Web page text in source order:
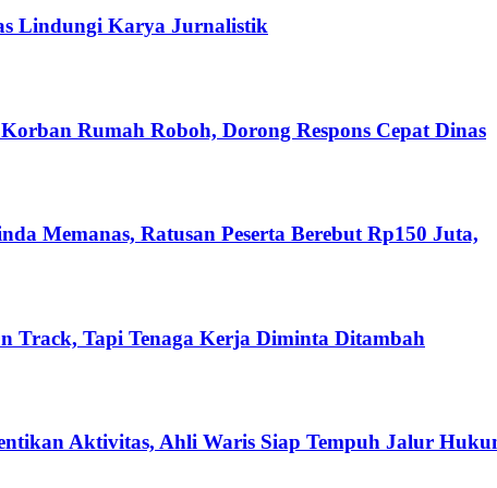
Lindungi Karya Jurnalistik
Rumah Roboh, Dorong Respons Cepat Dinas
Memanas, Ratusan Peserta Berebut Rp150 Juta,
Track, Tapi Tenaga Kerja Diminta Ditambah
Aktivitas, Ahli Waris Siap Tempuh Jalur